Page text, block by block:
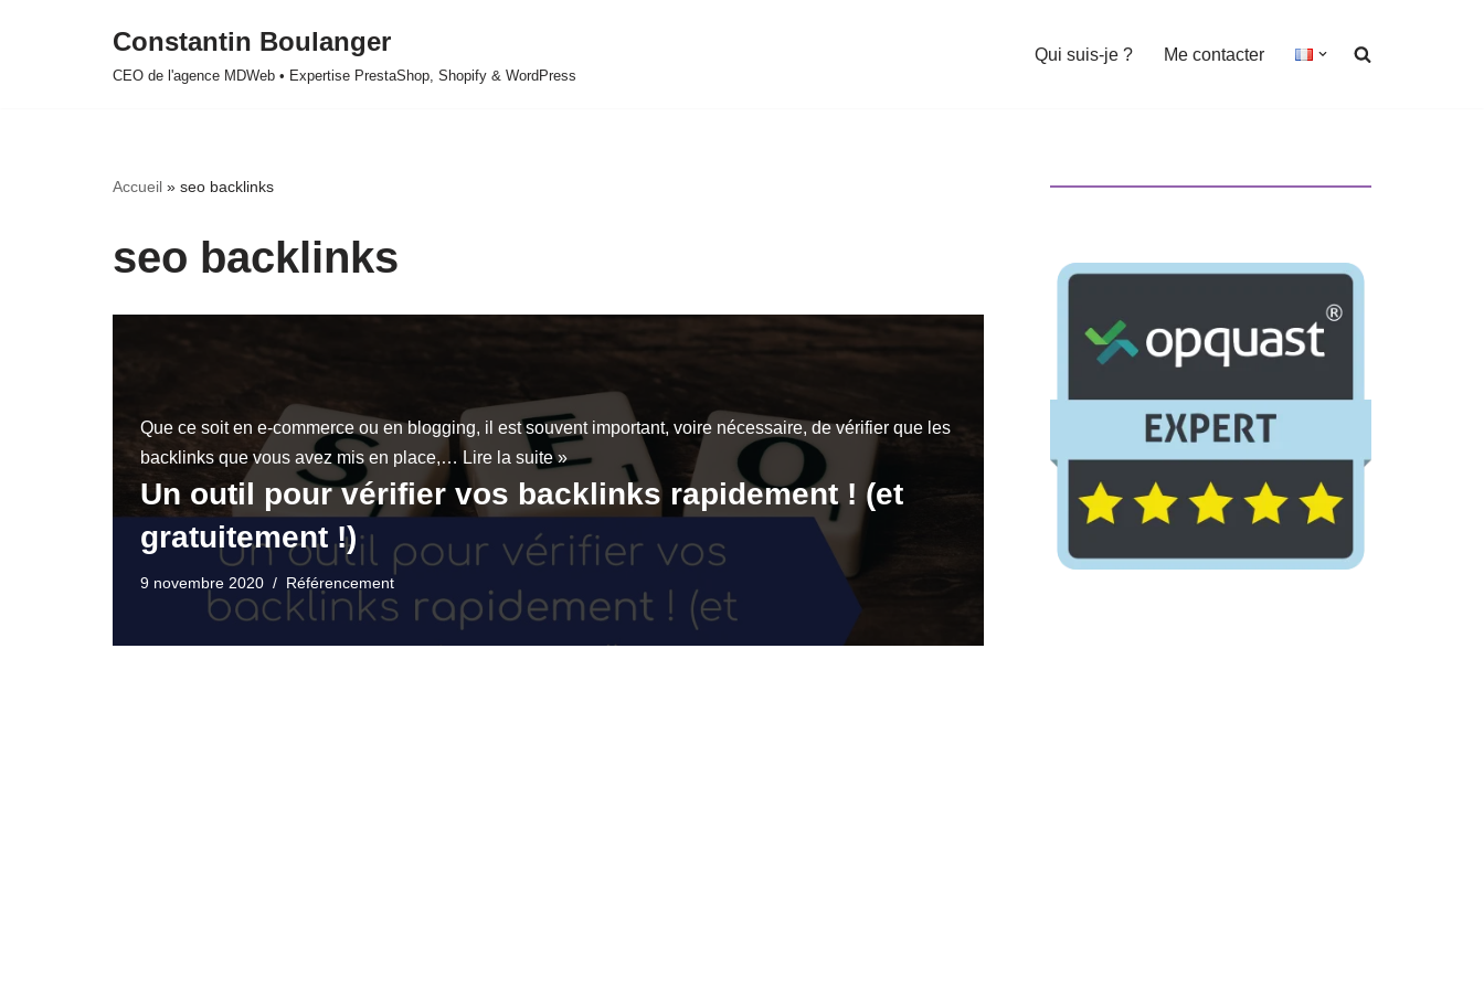
Constantin Boulanger
CEO de l'agence MDWeb • Expertise PrestaShop, Shopify & WordPress
Qui suis-je ? Me contacter
Accueil » seo backlinks
seo backlinks
Que ce soit en e-commerce ou en blogging, il est souvent important, voire nécessaire, de vérifier que les
backlinks que vous avez mis en place,… Lire la suite »
Un outil pour vérifier vos backlinks rapidement ! (et
gratuitement !)
9 novembre 2020 Référencement